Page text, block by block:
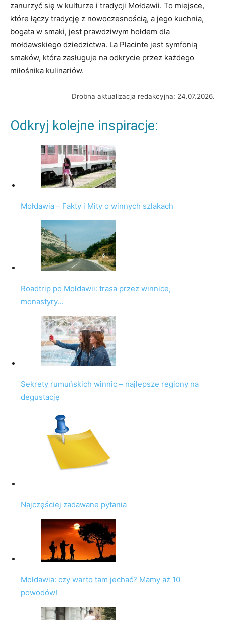
zanurzyć się w kulturze i tradycji Mołdawii. To miejsce,
które łączy tradycję z nowoczesnością, a jego kuchnia,
bogata w smaki, jest prawdziwym hołdem dla
mołdawskiego dziedzictwa. La Placinte jest symfonią
smaków, która zasługuje na odkrycie przez każdego
miłośnika kulinariów.
Drobna aktualizacja redakcyjna: 24.07.2026.
Odkryj kolejne inspiracje:
Mołdawia – Fakty i Mity o winnych szlakach
Roadtrip po Mołdawii: trasa przez winnice,
monastyry…
Sekrety rumuńskich winnic – najlepsze regiony na
degustację
Najczęściej zadawane pytania
Mołdawia: czy warto tam jechać? Mamy aż 10
powodów!